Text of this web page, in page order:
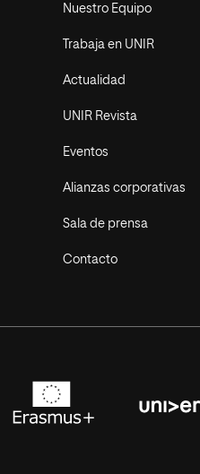
Nuestro Equipo
Trabaja en UNIR
Actualidad
UNIR Revista
Eventos
Alianzas corporativas
Sala de prensa
Contacto